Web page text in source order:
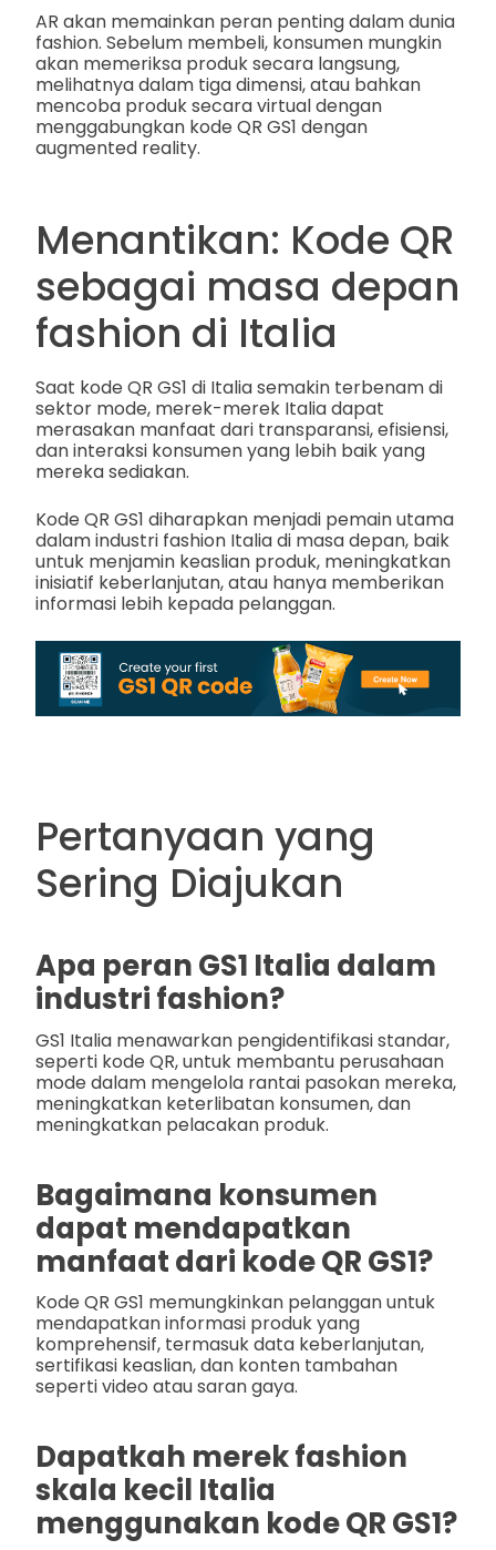
AR akan memainkan peran penting dalam dunia
fashion. Sebelum membeli, konsumen mungkin
akan memeriksa produk secara langsung,
melihatnya dalam tiga dimensi, atau bahkan
mencoba produk secara virtual dengan
menggabungkan kode QR GS1 dengan
augmented reality.
Menantikan: Kode QR
sebagai masa depan
fashion di Italia
Saat kode QR GS1 di Italia semakin terbenam di
sektor mode, merek-merek Italia dapat
merasakan manfaat dari transparansi, efisiensi,
dan interaksi konsumen yang lebih baik yang
mereka sediakan.
Kode QR GS1 diharapkan menjadi pemain utama
dalam industri fashion Italia di masa depan, baik
untuk menjamin keaslian produk, meningkatkan
inisiatif keberlanjutan, atau hanya memberikan
informasi lebih kepada pelanggan.
Pertanyaan yang
Sering Diajukan
Apa peran GS1 Italia dalam
industri fashion?
GS1 Italia menawarkan pengidentifikasi standar,
seperti kode QR, untuk membantu perusahaan
mode dalam mengelola rantai pasokan mereka,
meningkatkan keterlibatan konsumen, dan
meningkatkan pelacakan produk.
Bagaimana konsumen
dapat mendapatkan
manfaat dari kode QR GS1?
Kode QR GS1 memungkinkan pelanggan untuk
mendapatkan informasi produk yang
komprehensif, termasuk data keberlanjutan,
sertifikasi keaslian, dan konten tambahan
seperti video atau saran gaya.
Dapatkah merek fashion
skala kecil Italia
menggunakan kode QR GS1?